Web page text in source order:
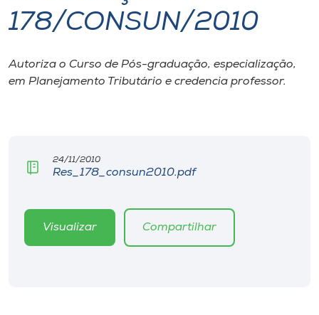
I.nova
Diplomados
CPA
Editora
178/CONSUN/2010
Autoriza o Curso de Pós-graduação, especialização,
em Planejamento Tributário e credencia professor.
24/11/2010
Res_178_consun2010.pdf
Visualizar Compartilhar